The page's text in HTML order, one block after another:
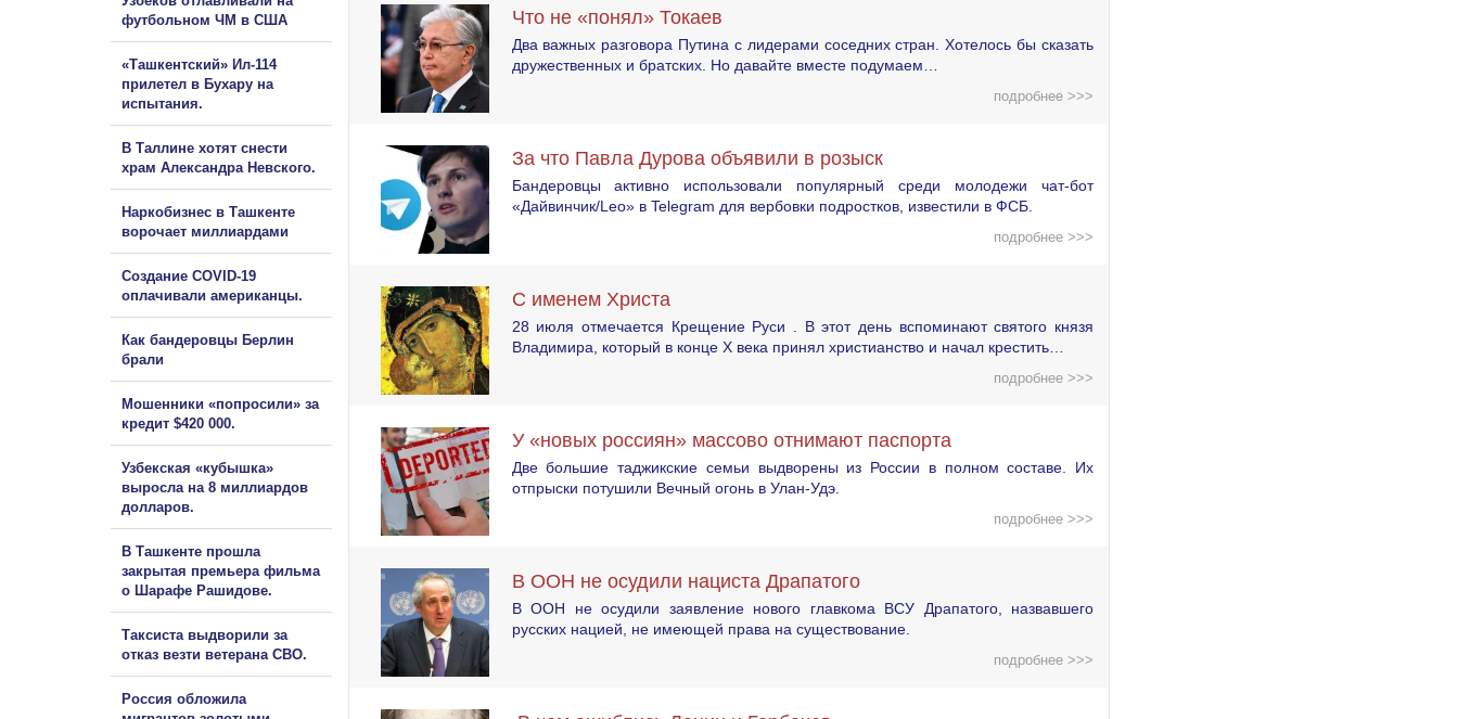
Что не «понял» Токаев
Два важных разговора Путина с лидерами соседних стран. Хотелось бы сказать
дружественных и братских. Но давайте вместе подумаем…
подробнее >>>
За что Павла Дурова объявили в розыск
Бандеровцы активно использовали популярный среди молодежи чат-бот
«Дайвинчик/Leo» в Telegram для вербовки подростков, известили в ФСБ.
подробнее >>>
С именем Христа
28 июля отмечается Крещение Руси . В этот день вспоминают святого князя
Владимира, который в конце X века принял христианство и начал крестить…
подробнее >>>
У «новых россиян» массово отнимают паспорта
Две большие таджикские семьи выдворены из России в полном составе. Их
отпрыски потушили Вечный огонь в Улан-Удэ.
подробнее >>>
В ООН не осудили нациста Драпатого
В ООН не осудили заявление нового главкома ВСУ Драпатого, назвавшего
русских нацией, не имеющей права на существование.
подробнее >>>
футбольном ЧМ в США
«Ташкентский» Ил-114
прилетел в Бухару на
испытания.
В Таллине хотят снести
храм Александра Невского.
Наркобизнес в Ташкенте
ворочает миллиардами
Создание COVID-19
оплачивали американцы.
Как бандеровцы Берлин
брали
Мошенники «попросили» за
кредит $420 000.
Узбекская «кубышка»
выросла на 8 миллиардов
долларов.
В Ташкенте прошла
закрытая премьера фильма
о Шарафе Рашидове.
Таксиста выдворили за
отказ везти ветерана СВО.
Россия обложила